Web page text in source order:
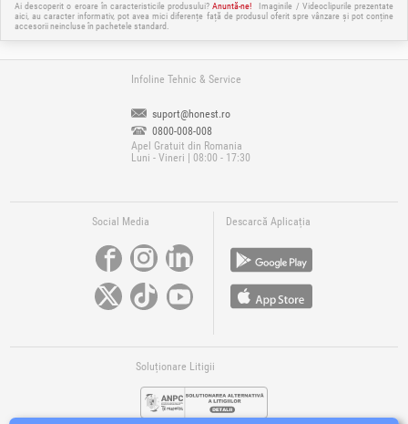
Ai descoperit o eroare în caracteristicile produsului?Anuntă-ne!
Imaginile / Videoclipurile prezentate
aici, au caracter informativ, pot avea mici diferențe față de produsul oferit spre vânzare și pot conține
accesorii neincluse în pachetele standard.
Infoline Tehnic & Service
suport@honest.ro
0800-008-008
Apel Gratuit din Romania
Luni - Vineri | 08:00 - 17:30
Social Media Descarcă Aplicația
Soluționare Litigii